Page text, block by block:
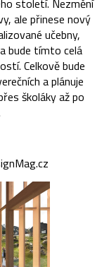
století. Nezmění
ale přinese nový
učebny,
bude tímto celá
Celkově bude
a plánuje
školáky až po